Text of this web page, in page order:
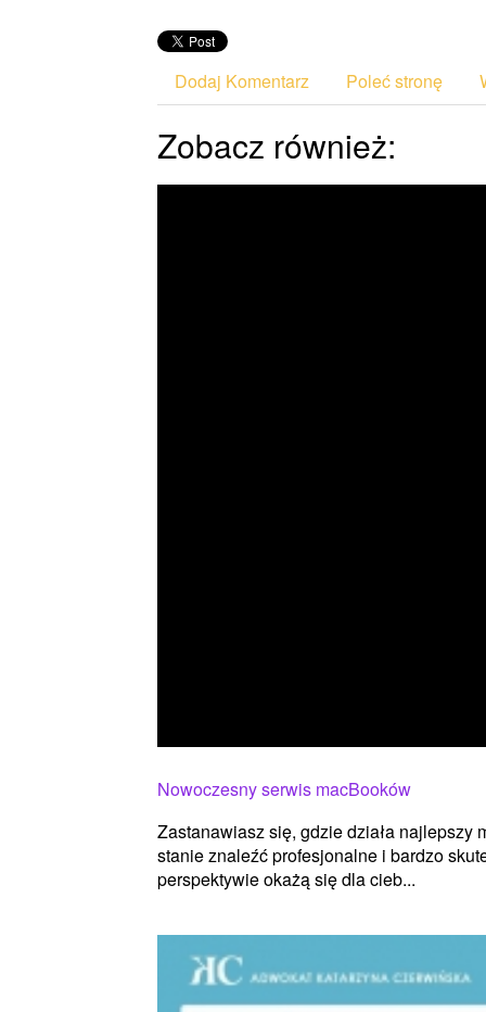
Dodaj Komentarz Poleć stronę
Zobacz również:
Nowoczesny serwis macBooków
Zastanawiasz się, gdzie działa najlepszy
stanie znaleźć profesjonalne i bardzo
perspektywie okażą się dla cieb...